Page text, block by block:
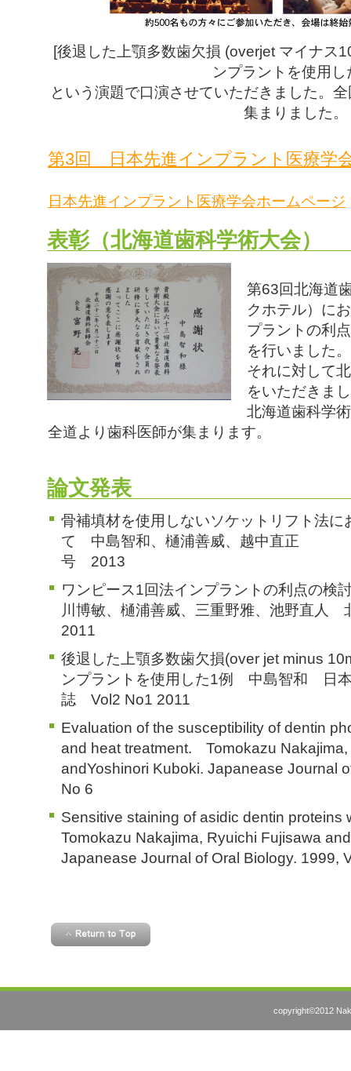
[後退した上顎多数歯欠損 (overjet マイナス
ンプラントを使用し
という演題で口演させていただきました。
集まりました。
第3回 日本先進インプラント医療学
日本先進インプラント医療学会ホームページ
表彰（北海道歯科学術大会）
第63回北海道
クホテル）に
プラントの利
を行いました。
それに対して
をいただきま
北海道歯科学
全道より歯科医師が集まります。
論文発表
骨補填材を使用しないソケットリフト法に
て 中島智和、樋浦善威、越中直正
号 2013
ワンピース1回法インプラントの利点の
川博敏、樋浦善威、三重野雅、池野直
2011
後退した上顎多数歯欠損(over jet minus
ンプラントを使用した1例 中島智和 日
誌 Vol2 No1 2011
Evaluation of the susceptibility of dentin
and heat treatment. Tomokazu
andYoshinori Kuboki. Japanease Journal
No 6
Sensitive staining of asidic dentin proteins
Tomokazu Nakajima, Ryuichi Fujisawa
Japanease Journal of Oral Biology. 1999,
copyright©2012